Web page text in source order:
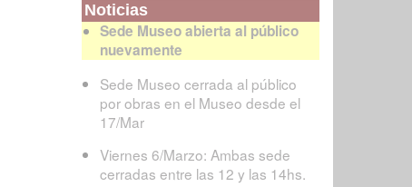
Noticias
Sede Museo abierta al público
nuevamente
Sede Museo cerrada al público
por obras en el Museo desde el
17/Mar
Viernes 6/Marzo: Ambas sede
cerradas entre las 12 y las 14hs.